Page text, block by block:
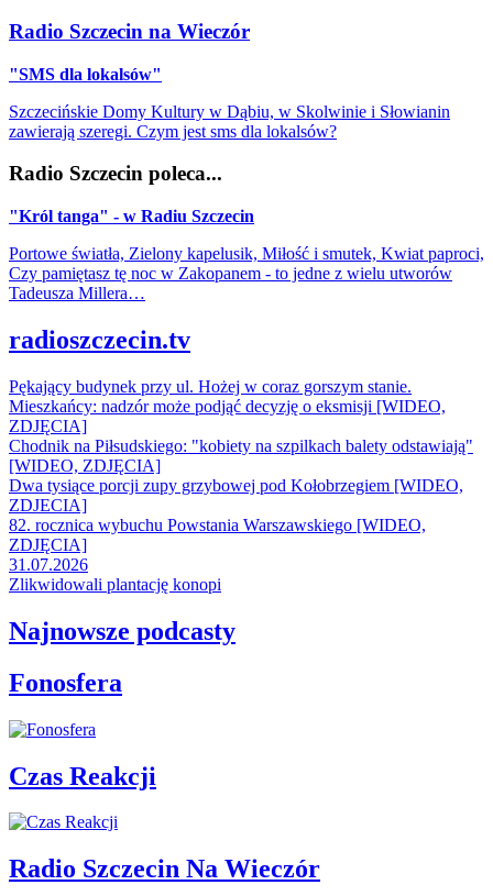
Radio Szczecin na Wieczór
"SMS dla lokalsów"
Szczecińskie Domy Kultury w Dąbiu, w Skolwinie i Słowianin
zawierają szeregi. Czym jest sms dla lokalsów?
Radio Szczecin poleca...
"Król tanga" - w Radiu Szczecin
Portowe światła, Zielony kapelusik, Miłość i smutek, Kwiat paproci,
Czy pamiętasz tę noc w Zakopanem - to jedne z wielu utworów
Tadeusza Millera…
radioszczecin.tv
Pękający budynek przy ul. Hożej w coraz gorszym stanie.
Mieszkańcy: nadzór może podjąć decyzję o eksmisji [WIDEO,
ZDJĘCIA]
Chodnik na Piłsudskiego: "kobiety na szpilkach balety odstawiają"
[WIDEO, ZDJĘCIA]
Dwa tysiące porcji zupy grzybowej pod Kołobrzegiem [WIDEO,
ZDJECIA]
82. rocznica wybuchu Powstania Warszawskiego [WIDEO,
ZDJĘCIA]
31.07.2026
Zlikwidowali plantację konopi
Najnowsze podcasty
Fonosfera
Czas Reakcji
Radio Szczecin Na Wieczór